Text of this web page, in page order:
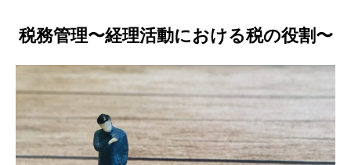
税務管理〜経理活動における税の役割〜